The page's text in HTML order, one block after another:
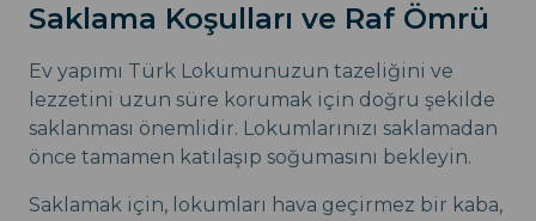
Saklama Koşulları ve Raf Ömrü
Ev yapımı Türk Lokumunuzun tazeliğini ve
lezzetini uzun süre korumak için doğru şekilde
saklanması önemlidir. Lokumlarınızı saklamadan
önce tamamen katılaşıp soğumasını bekleyin.
Saklamak için, lokumları hava geçirmez bir kaba,